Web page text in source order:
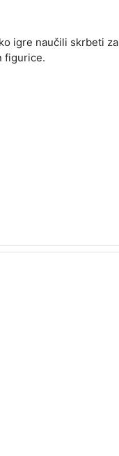
igre naučili skrbeti
figurice.